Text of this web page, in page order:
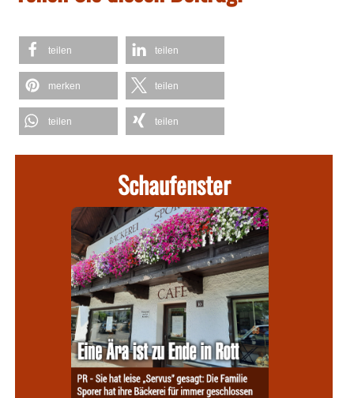
teilen teilen
merken teilen
teilen teilen
Schaufenster